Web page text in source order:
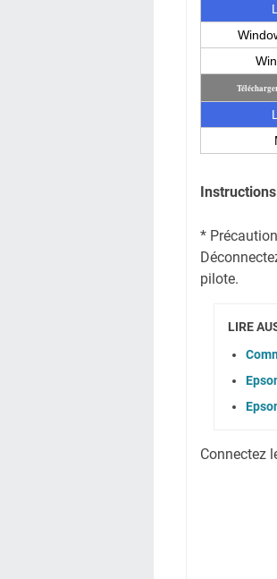
*
pilote.
LIRE
Connectez